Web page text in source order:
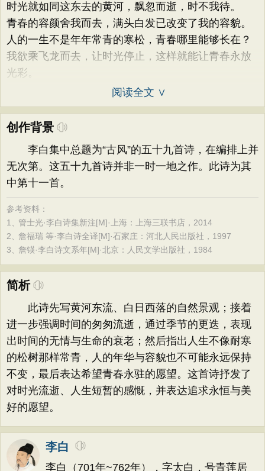
时光就如同这东去的黄河，飘忽而逝，时不我待。
青春的容颜舍我而去，满头白发已改变了我的容貌。
人的一生不是年年常青的寒松，青春哪里能够长在？
我欲乘飞龙而去，让时光停止，这样就能让青春永放
光彩。
阅读全文 ∨
创作背景
李白集中总题为“古风”的五十九首诗，在编排上并
无次第。这五十九首诗并非一时一地之作。此诗为其
中第十一首。
参考资料：
1、管士光·李白诗集新注[M]·上海：上海三联书店，2014
2、詹福瑞 等·李白诗全译[M]·石家庄：河北人民出版社，1997
3、詹锳·李白诗文系年[M]·北京：人民文学出版社，1984
简析
此诗先写黄河东流、白日西落的自然景观；接着
进一步强调时间的匆匆流逝，通过季节的更迭，表现
出时间的无情与生命的衰老；然后指出人生不像耐寒
的松树那样常青，人的年华与容貌也不可能永远保持
不变，最后表达希望青春永驻的愿望。这首诗抒发了
对时光流逝、人生短暂的感慨，并表达追求永恒与美
好的愿望。
李白
李白（701年~762年），字太白，号青莲居